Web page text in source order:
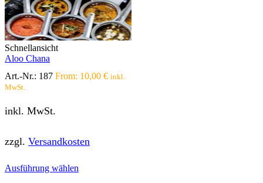
Schnellansicht
Aloo Chana
Art.-Nr.: 187 From: 10,00 € inkl.
MwSt.
inkl. MwSt.
zzgl. Versandkosten
Ausführung wählen